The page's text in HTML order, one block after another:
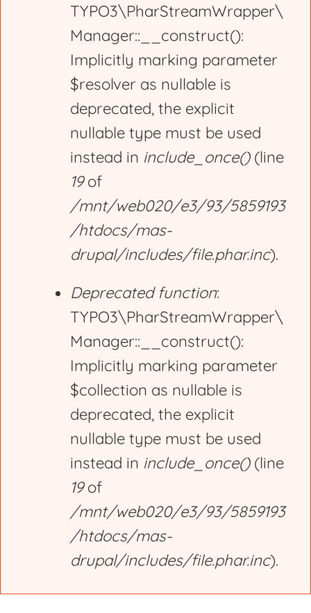
TYPO3\PharStreamWrapper\
Manager::__construct():
Implicitly marking parameter
$resolver as nullable is
deprecated, the explicit
nullable type must be used
instead in include_once()(line
19of
/mnt/web020/e3/93/5859193
/htdocs/mas-
drupal/includes/file.phar.inc).
Deprecated function:
TYPO3\PharStreamWrapper\
Manager::__construct():
Implicitly marking parameter
$collection as nullable is
deprecated, the explicit
nullable type must be used
instead in include_once()(line
19of
/mnt/web020/e3/93/5859193
/htdocs/mas-
drupal/includes/file.phar.inc).